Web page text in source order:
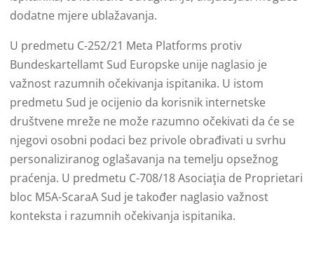
dodatne mjere ublažavanja.
U predmetu C-252/21 Meta Platforms protiv
Bundeskartellamt Sud Europske unije naglasio je
važnost razumnih očekivanja ispitanika. U istom
predmetu Sud je ocijenio da korisnik internetske
društvene mreže ne može razumno očekivati da će se
njegovi osobni podaci bez privole obrađivati u svrhu
personaliziranog oglašavanja na temelju opsežnog
praćenja. U predmetu C-708/18 Asociaţia de Proprietari
bloc M5A-ScaraA Sud je također naglasio važnost
konteksta i razumnih očekivanja ispitanika.